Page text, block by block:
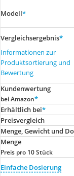
Modell*
Vergleichsergebnis*
Informationen zur
Produktsortierung und
Bewertung
Kundenwertung
bei Amazon*
Erhältlich bei*
Preis­vergleich
Menge, Gewicht und
Menge
Preis pro 10 Stück
Einfache Dosierung